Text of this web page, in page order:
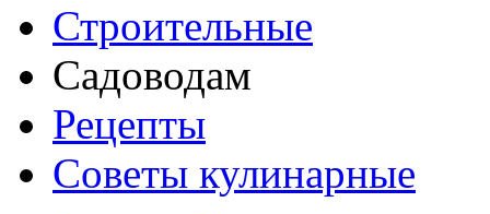
Строительные
Садоводам
Рецепты
Советы кулинарные